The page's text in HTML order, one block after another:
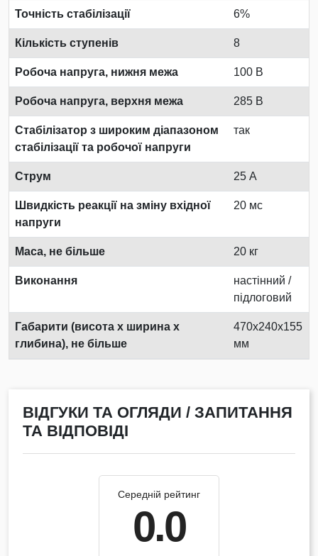
Точність стабілізації 6%
Кількість ступенів 8
Робоча напруга, нижня межа 100 В
Робоча напруга, верхня межа 285 В
Стабілізатор з широким діапазоном
стабілізації та робочої напруги
так
Струм 25 А
Швидкість реакції на зміну вхідної
напруги
20 мс
Маса, не більше 20 кг
Виконання
настінний /
підлоговий
Габарити (висота х ширина х
глибина), не більше
470x240x155
мм
ВІДГУКИ ТА ОГЛЯДИ / ЗАПИТАННЯ
ТА ВІДПОВІДІ
Середній рейтинг
0.0